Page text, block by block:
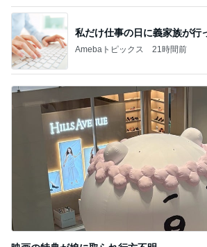
私だけ仕事の日に義家族が行
Amebaトピックス 21時間前